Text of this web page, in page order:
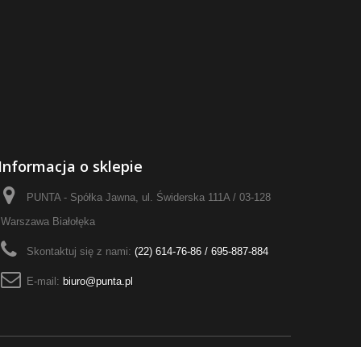
Informacja o sklepie
PUNTA - Spółka Jawna, ul. Świderska 111A / 03-128
Warszawa Białołęka
Skontaktuj się z nami: (22) 614-76-86 / 695-887-884
E-mail: biuro@punta.pl